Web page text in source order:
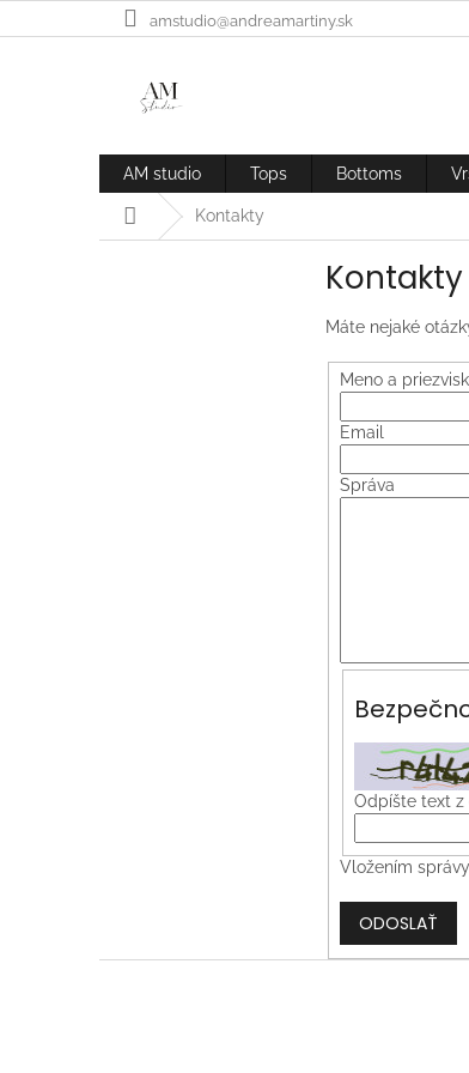
na
amstudio@andreamartiny.sk
AM studio Tops Bottoms
DomovKontakty
Kontakty
Máte nejaké
Meno a
Email
Správa
Odpíšte text z
Vložením
ODOSLAŤ